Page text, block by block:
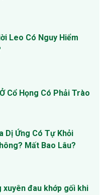
Leo Có Nguy Hiểm
Cổ Họng Có Phải Trào
Dị Ứng Có Tự Khỏi
Mất Bao Lâu?
xuyên đau khớp gối khi